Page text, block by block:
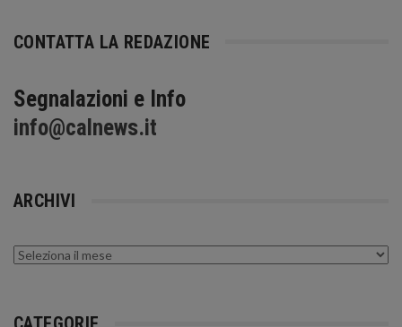
CONTATTA LA REDAZIONE
Segnalazioni e Info
info@calnews.it
ARCHIVI
Archivi